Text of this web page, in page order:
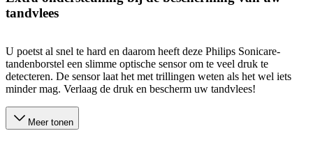
tandvlees
U poetst al snel te hard en daarom heeft deze Philips Sonicare-
tandenborstel een slimme optische sensor om te veel druk te
detecteren. De sensor laat het met trillingen weten als het wel iets
minder mag. Verlaag de druk en bescherm uw tandvlees!
Meer tonen